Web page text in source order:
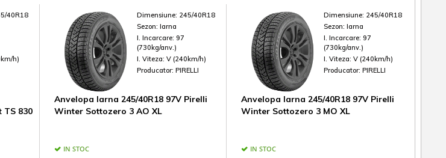
40R18
h)
830
Dimensiune: 245/40R18
Sezon:Iarna
I. Incarcare:97
(730kg/anv.)
I. Viteza:V (240km/h)
Producator:PIRELLI
Anvelopa Iarna 245/40R18 97V Pirelli
Winter Sottozero 3 AO XL
IN STOC
Dimensiune: 245/40R18
Sezon:Iarna
I. Incarcare:97
(730kg/anv.)
I. Viteza:V (240km/h)
Producator:PIRELLI
Anvelopa Iarna 245/40R18 97V Pirelli
Winter Sottozero 3 MO XL
IN STOC